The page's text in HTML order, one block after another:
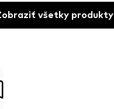
všetky produkty